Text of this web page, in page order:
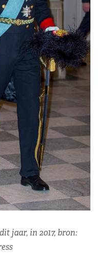
jaar, in 2017, bron: